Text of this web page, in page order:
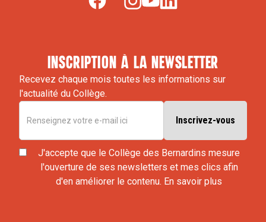
inscription à la newsletter
Recevez chaque mois toutes les informations sur
l'actualité du Collège.
J'accepte que le Collège des Bernardins mesure
l'ouverture de ses newsletters et mes clics afin
d'en améliorer le contenu. En savoir plus